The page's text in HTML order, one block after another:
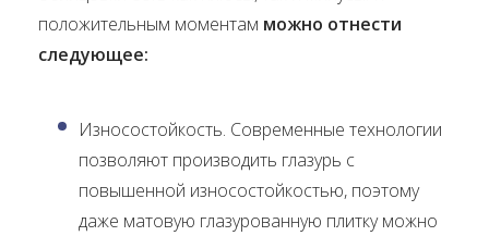
положительным моментам можно отнести
следующее:
Износостойкость. Современные технологии
позволяют производить глазурь с
повышенной износостойкостью, поэтому
даже матовую глазурованную плитку можно